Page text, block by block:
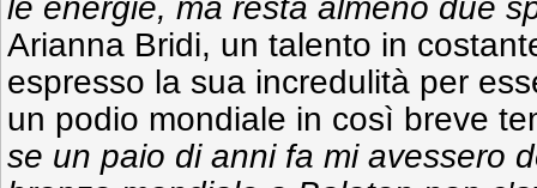
le energie, ma resta almeno due
Arianna Bridi, un talento in
espresso la sua incredulità per
un podio mondiale in così breve
se un paio di anni fa mi avessero